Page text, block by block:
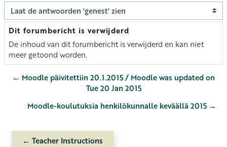
Toon modus
Dit forumbericht is verwijderd
Aantal antwoorden: 0
De inhoud van dit forumbericht is verwijderd en kan niet
meer getoond worden.
← Moodle päivitettiin 20.1.2015 / Moodle was updated on
Tue 20 Jan 2015
Moodle-koulutuksia henkilökunnalle keväällä 2015 →
← Teacher Instructions